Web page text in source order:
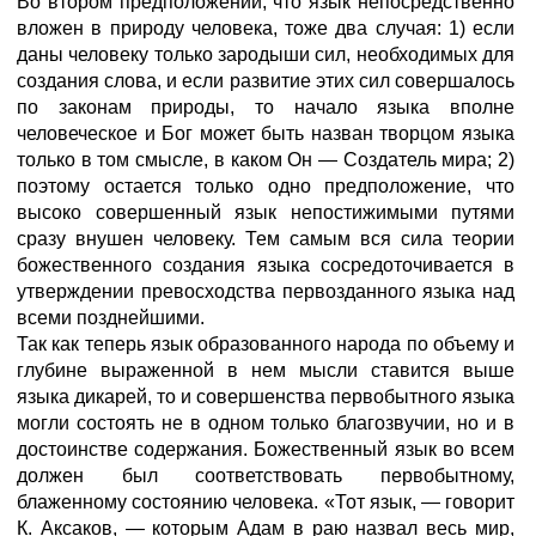
вложен в природу человека, тоже два случая: 1) если
даны человеку только зародыши сил, необходимых для
создания слова, и если развитие этих сил совершалось
по законам природы, то начало языка вполне
человеческое и Бог может быть назван творцом языка
только в том смысле, в каком Он — Создатель мира; 2)
поэтому остается только одно предположение, что
высоко совершенный язык непостижимыми путями
сразу внушен человеку. Тем самым вся сила теории
божественного создания языка сосредоточивается в
утверждении превосходства первозданного языка над
всеми позднейшими.
Так как теперь язык образованного народа по объему и
глубине выраженной в нем мысли ставится выше
языка дикарей, то и совершенства первобытного языка
могли состоять не в одном только благозвучии, но и в
достоинстве содержания. Божественный язык во всем
должен был соответствовать первобытному,
блаженному состоянию человека. «Тот язык, — говорит
К. Аксаков, — которым Адам в раю назвал весь мир,